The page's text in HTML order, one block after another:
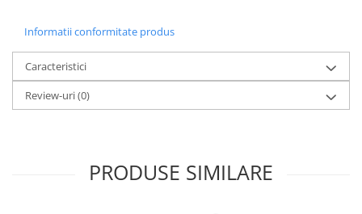
Informatii conformitate produs
Caracteristici
Review-uri(0)
PRODUSE SIMILARE